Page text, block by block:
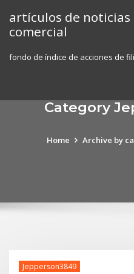
content
artículos de
comercial
fondo de índice de acciones de
Category
Home Archive by
Jepperson3849